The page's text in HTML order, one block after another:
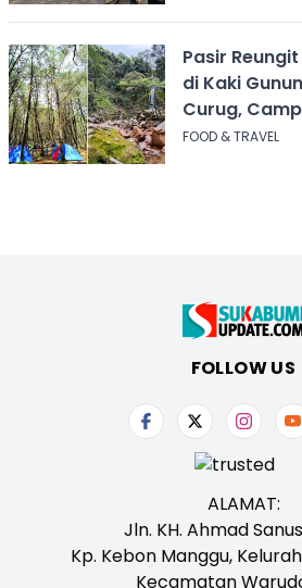
Pasir
di Kaki
Curug,
Pendakian
FOOD & TRAVEL
FOLLOW US
ALAMAT:
Jln. KH. Ahmad
Kp. Kebon Manggu,
Kecamatan